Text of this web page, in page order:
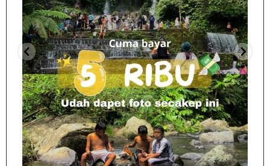
Spill tempat 5Rb an di lombok tengah,
nama
...
12 0